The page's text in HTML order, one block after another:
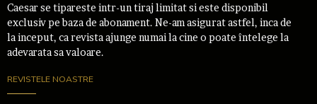
Caesar se tipareste intr-un tiraj limitat si este disponibil
exclusiv pe baza de abonament. Ne-am asigurat astfel, inca de
la inceput, ca revista ajunge numai la cine o poate întelege la
adevarata sa valoare.
REVISTELE NOASTRE